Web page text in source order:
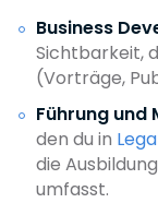
Business
Sichtbarkeit,
(Vorträge,
Führung und
den du in
die
umfasst.